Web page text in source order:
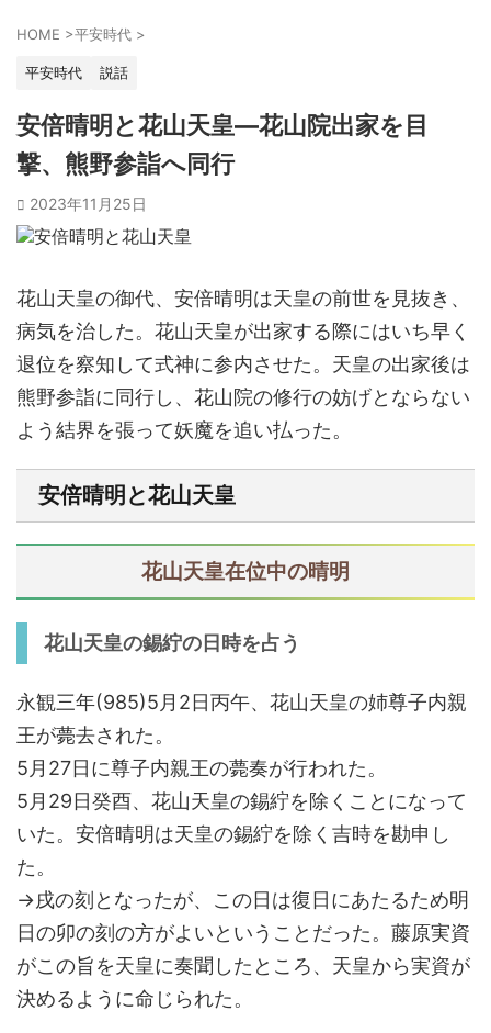
HOME >平安時代 >
平安時代 説話
安倍晴明と花山天皇―花山院出家を目
撃、熊野参詣へ同行
2023年11月25日
花山天皇の御代、安倍晴明は天皇の前世を見抜き、
病気を治した。花山天皇が出家する際にはいち早く
退位を察知して式神に参内させた。天皇の出家後は
熊野参詣に同行し、花山院の修行の妨げとならない
よう結界を張って妖魔を追い払った。
安倍晴明と花山天皇
花山天皇在位中の晴明
花山天皇の錫紵の日時を占う
永観三年(985)5月2日丙午、花山天皇の姉尊子内親
王が薨去された。
5月27日に尊子内親王の薨奏が行われた。
5月29日癸酉、花山天皇の錫紵を除くことになって
いた。安倍晴明は天皇の錫紵を除く吉時を勘申し
た。
→戌の刻となったが、この日は復日にあたるため明
日の卯の刻の方がよいということだった。藤原実資
がこの旨を天皇に奏聞したところ、天皇から実資が
決めるように命じられた。